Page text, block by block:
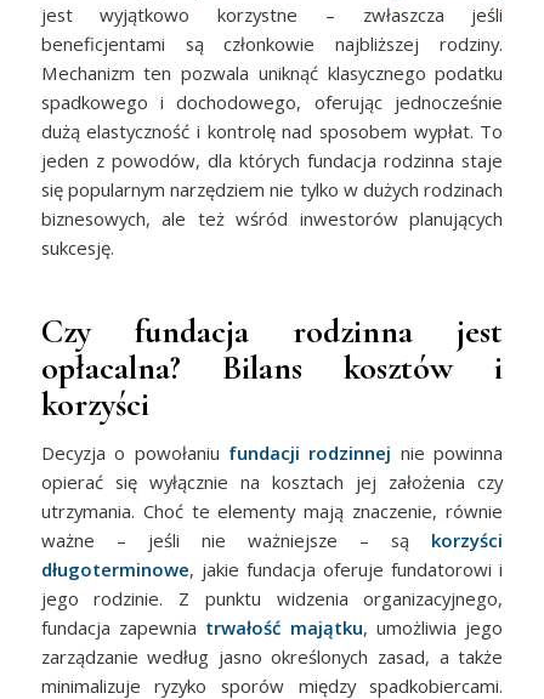
jest wyjątkowo korzystne – zwłaszcza jeśli
beneficjentami są członkowie najbliższej rodziny.
Mechanizm ten pozwala uniknąć klasycznego podatku
spadkowego i dochodowego, oferując jednocześnie
dużą elastyczność i kontrolę nad sposobem wypłat. To
jeden z powodów, dla których fundacja rodzinna staje
się popularnym narzędziem nie tylko w dużych rodzinach
biznesowych, ale też wśród inwestorów planujących
sukcesję.
Czy fundacja rodzinna jest
opłacalna? Bilans kosztów i
korzyści
Decyzja o powołaniu fundacji rodzinnej nie powinna
opierać się wyłącznie na kosztach jej założenia czy
utrzymania. Choć te elementy mają znaczenie, równie
ważne – jeśli nie ważniejsze – są korzyści
długoterminowe, jakie fundacja oferuje fundatorowi i
jego rodzinie. Z punktu widzenia organizacyjnego,
fundacja zapewnia trwałość majątku, umożliwia jego
zarządzanie według jasno określonych zasad, a także
minimalizuje ryzyko sporów między spadkobiercami.